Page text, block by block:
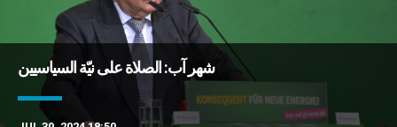
شهر آب: الصلاة على نيّة السياسيين